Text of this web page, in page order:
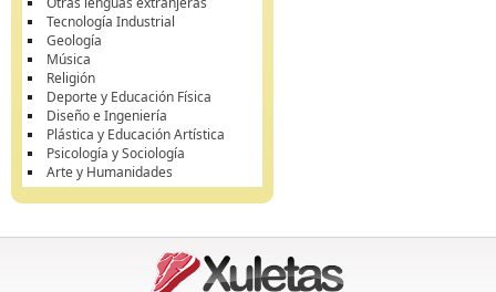
Tecnología Industrial
Geología
Música
Religión
Deporte y Educación Física
Diseño e Ingeniería
Plástica y Educación Artística
Psicología y Sociología
Arte y Humanidades